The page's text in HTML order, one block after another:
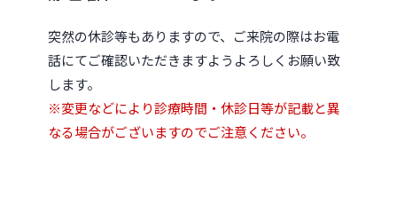
突然の休診等もありますので、ご来院の際はお電
話にてご確認いただきますようよろしくお願い致
します。
※変更などにより診療時間・休診日等が記載と異
なる場合がございますのでご注意ください。